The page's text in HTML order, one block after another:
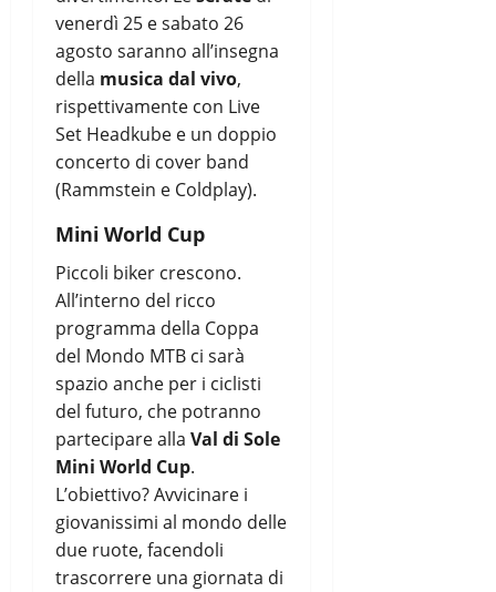
venerdì 25 e sabato 26
agosto saranno all’insegna
della musica dal vivo,
rispettivamente con Live
Set Headkube e un doppio
concerto di cover band
(Rammstein e Coldplay).
Mini World Cup
Piccoli biker crescono.
All’interno del ricco
programma della Coppa
del Mondo MTB ci sarà
spazio anche per i ciclisti
del futuro, che potranno
partecipare alla Val di Sole
Mini World Cup.
L’obiettivo? Avvicinare i
giovanissimi al mondo delle
due ruote, facendoli
trascorrere una giornata di